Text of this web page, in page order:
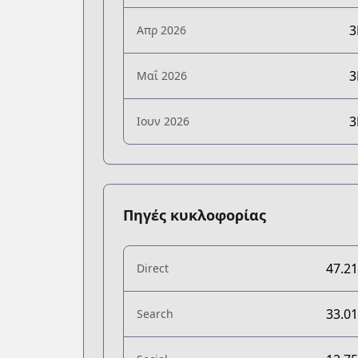
Απρ 2026
Μαΐ 2026
Ιουν 2026
Πηγές κυκλοφορίας
Direct
Search